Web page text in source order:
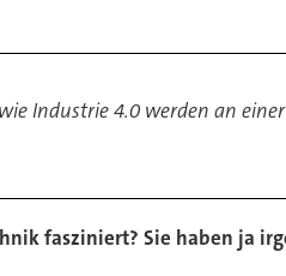
Industrie 4.0 werden an
fasziniert? Sie haben ja